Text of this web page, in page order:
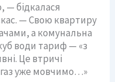
— бідкалася
— Свою квартиру
а комунальна
води тариф — «з
Це втричі
газ уже мовчимо…»